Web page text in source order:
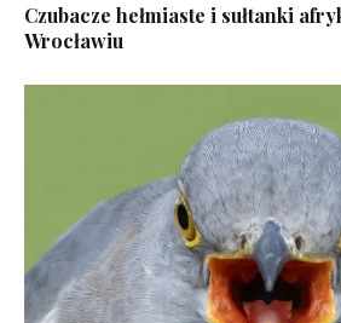
Czubacze hełmiaste i sułtanki
Wrocławiu